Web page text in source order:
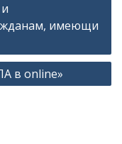
имеющи
в online»